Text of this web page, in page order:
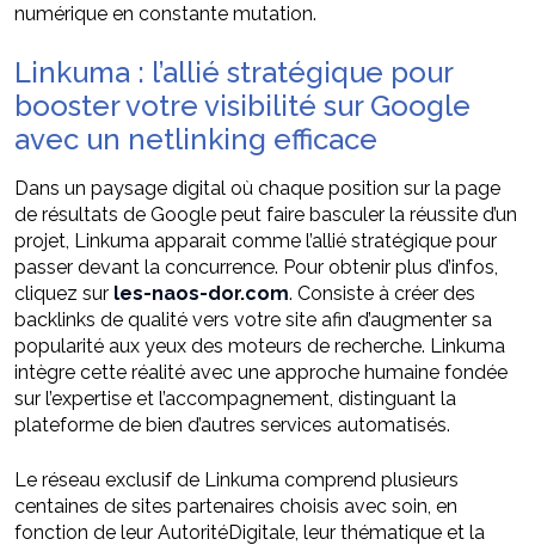
numérique en constante mutation.
Linkuma : l’allié stratégique pour
booster votre visibilité sur Google
avec un netlinking efficace
Dans un paysage digital où chaque position sur la page
de résultats de Google peut faire basculer la réussite d’un
projet, Linkuma apparait comme l’allié stratégique pour
passer devant la concurrence. Pour obtenir plus d’infos,
cliquez sur les-naos-dor.com. Consiste à créer des
backlinks de qualité vers votre site afin d’augmenter sa
popularité aux yeux des moteurs de recherche. Linkuma
intègre cette réalité avec une approche humaine fondée
sur l’expertise et l’accompagnement, distinguant la
plateforme de bien d’autres services automatisés.
Le réseau exclusif de Linkuma comprend plusieurs
centaines de sites partenaires choisis avec soin, en
fonction de leur AutoritéDigitale, leur thématique et la